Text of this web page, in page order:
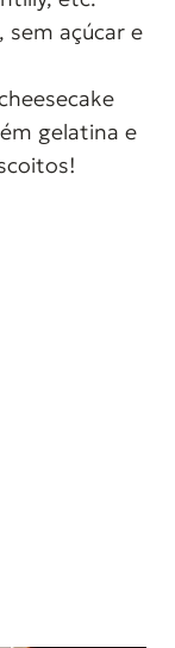
sem açúcar e
gelatina e